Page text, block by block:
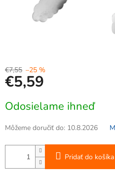
€7,55 –25 %
€5,59
cena:
Odosielame ihneď
Môžeme doručiť do: 10.8.2026
Pridať do košíka